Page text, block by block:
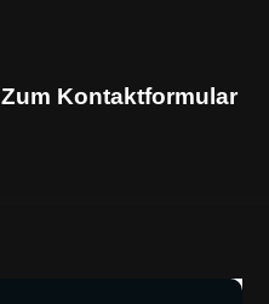
Zum Kontaktformular